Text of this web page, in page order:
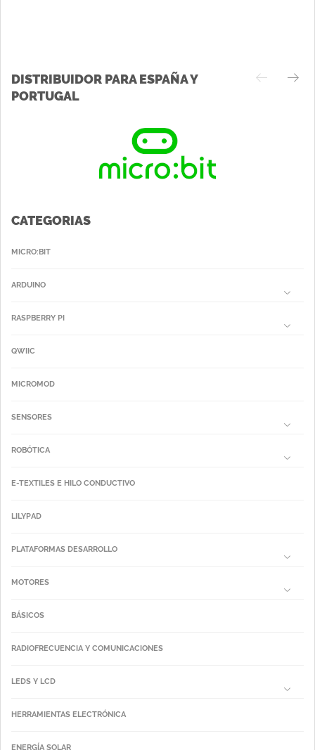
DISTRIBUIDOR PARA ESPAÑA Y
PORTUGAL
CATEGORIAS
MICRO:BIT
ARDUINO
RASPBERRY PI
QWIIC
MICROMOD
SENSORES
ROBÓTICA
E-TEXTILES E HILO CONDUCTIVO
LILYPAD
PLATAFORMAS DESARROLLO
MOTORES
BÁSICOS
RADIOFRECUENCIA Y COMUNICACIONES
LEDS Y LCD
HERRAMIENTAS ELECTRÓNICA
ENERGÍA SOLAR